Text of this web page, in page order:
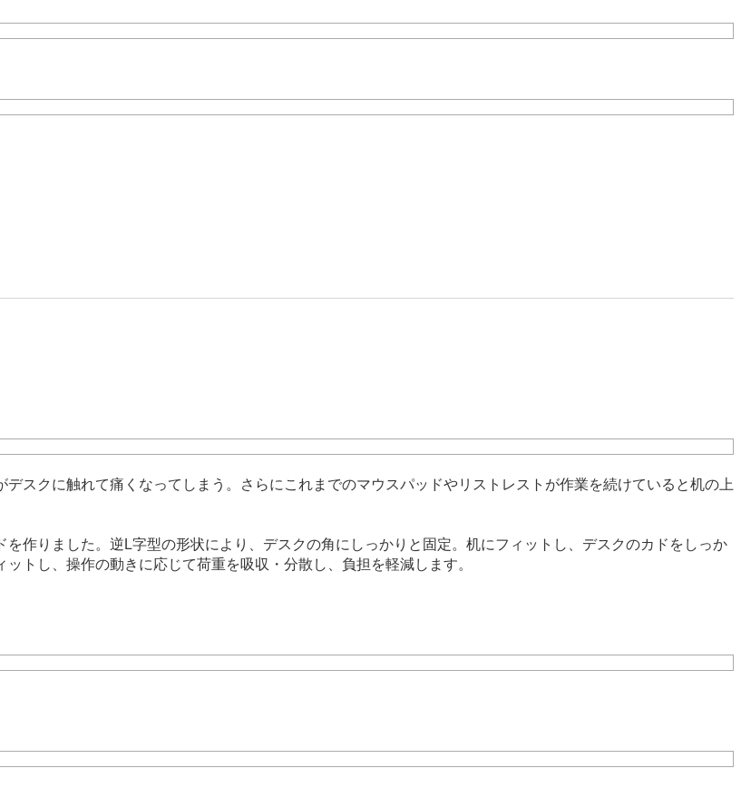
スクに触れて痛くなってしまう。さらにこれまでのマウスパッドやリストレストが作業を続けていると机の上
作りました。逆L字型の形状により、デスクの角にしっかりと固定。机にフィットし、デスクのカドをしっか
トし、操作の動きに応じて荷重を吸収・分散し、負担を軽減します。